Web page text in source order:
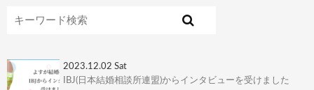
2023.12.02 Sat
IBJ(日本結婚相談所連盟)からインタビューを受けました